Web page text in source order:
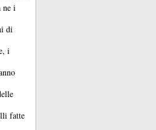
ne i
di
i
fatte